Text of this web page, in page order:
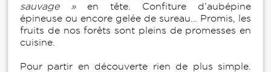
sauvage »en tête. Confiture d’aubépine
épineuse ou encore gelée de sureau… Promis, les
fruits de nos forêts sont pleins de promesses en
cuisine.
Pour partir en découverte rien de plus simple.